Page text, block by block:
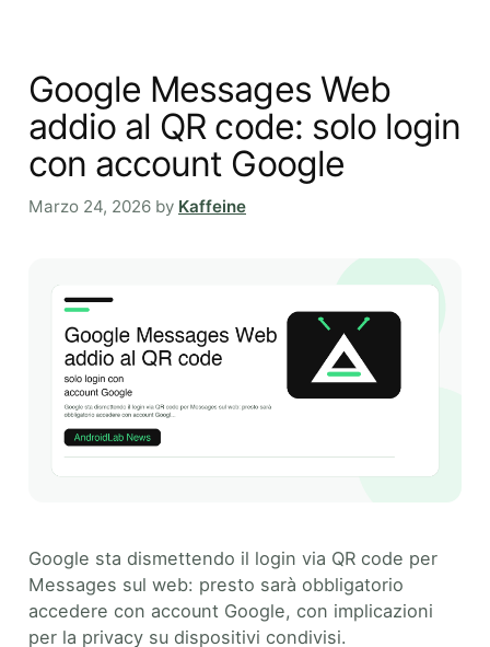
Google Messages Web
addio al QR code: solo login
con account Google
Marzo 24, 2026 by Kaffeine
Google sta dismettendo il login via QR code per
Messages sul web: presto sarà obbligatorio
accedere con account Google, con implicazioni
per la privacy su dispositivi condivisi.